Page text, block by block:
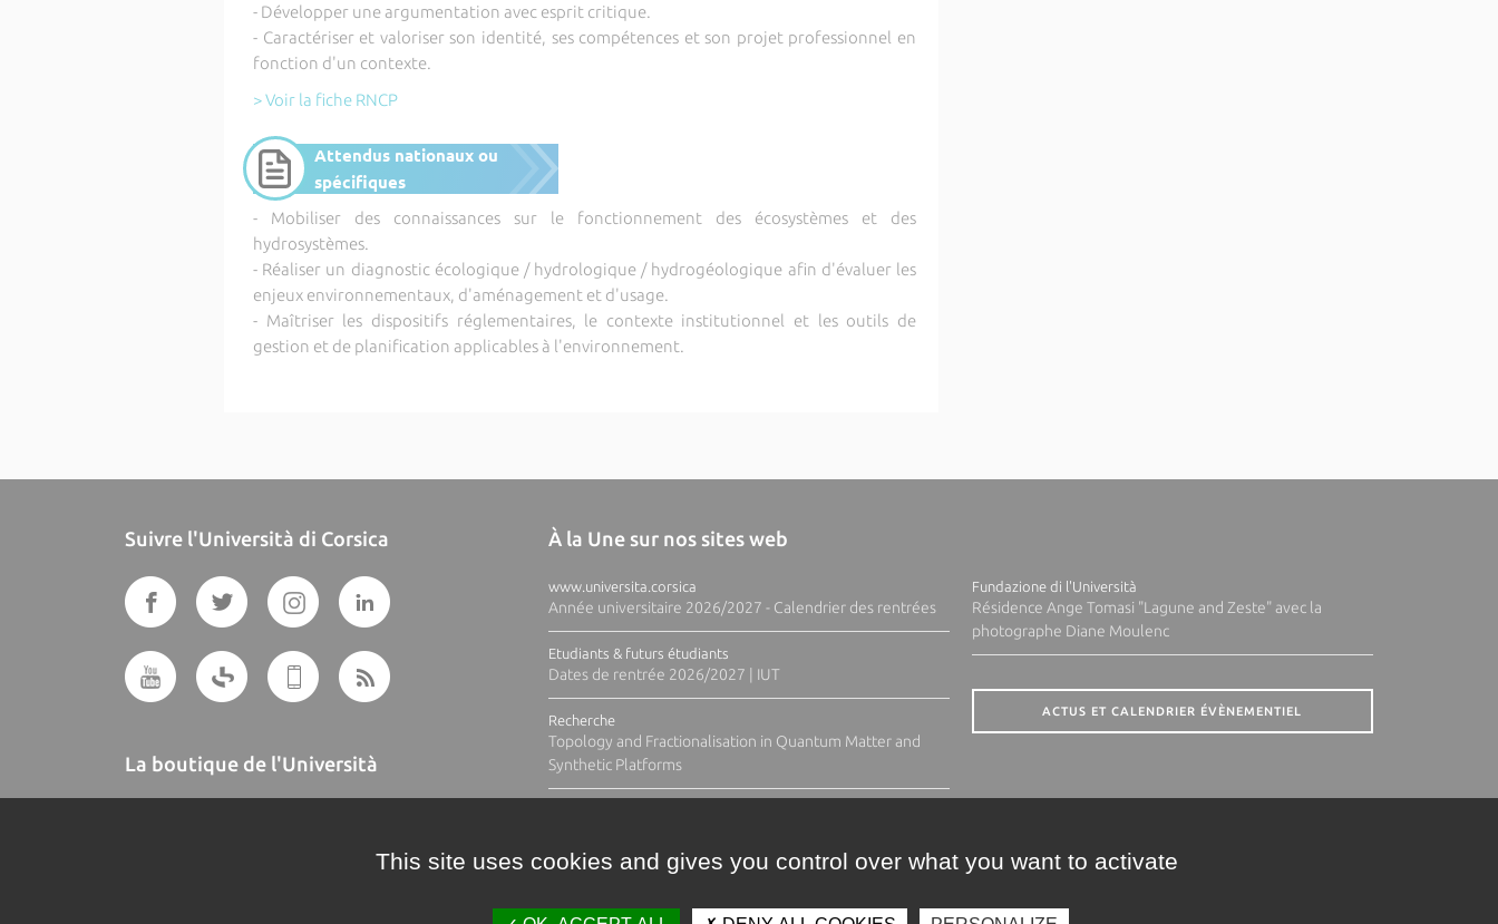
- Développer une argumentation avec esprit critique.
- Caractériser et valoriser son identité, ses compétences et son projet professionnel en
fonction d'un contexte.
> Voir la fiche RNCP
Attendus nationaux ou
spécifiques
- Mobiliser des connaissances sur le fonctionnement des écosystèmes et des
hydrosystèmes.
- Réaliser un diagnostic écologique / hydrologique / hydrogéologique afin d'évaluer les
enjeux environnementaux, d'aménagement et d'usage.
- Maîtriser les dispositifs réglementaires, le contexte institutionnel et les outils de
gestion et de planification applicables à l'environnement.
Suivre l'Università di Corsica
La boutique de l'Università
À la Une sur nos sites web
www.universita.corsica
Année universitaire 2026/2027 - Calendrier des rentrées
Etudiants & futurs étudiants
Dates de rentrée 2026/2027 | IUT
Recherche
Topology and Fractionalisation in Quantum Matter and
Synthetic Platforms
Fundazione di l'Università
Résidence Ange Tomasi "Lagune and Zeste" avec la
photographe Diane Moulenc
ACTUS ET CALENDRIER ÉVÈNEMENTIEL
This site uses cookies and gives you control over what you want to activate